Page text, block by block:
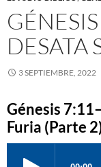
DESATA
3 SEPTIEMBRE, 2022
Génesis
Furia (Parte